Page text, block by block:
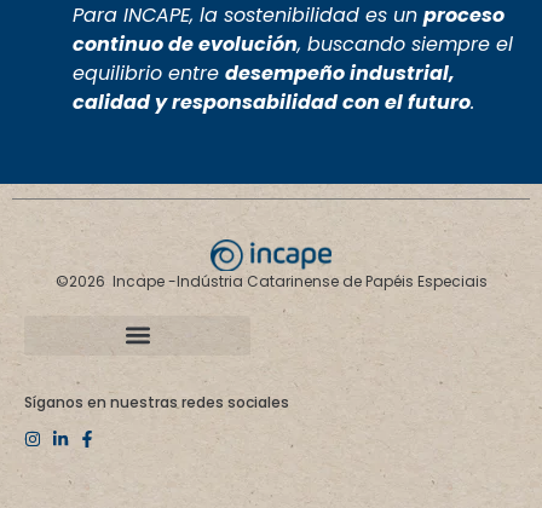
Para INCAPE, la sostenibilidad es un proceso
continuo de evolución, buscando siempre el
equilibrio entre desempeño industrial,
calidad y responsabilidad con el futuro.
©2026 Incape -Indústria Catarinense de Papéis Especiais
Síganos en nuestras redes sociales